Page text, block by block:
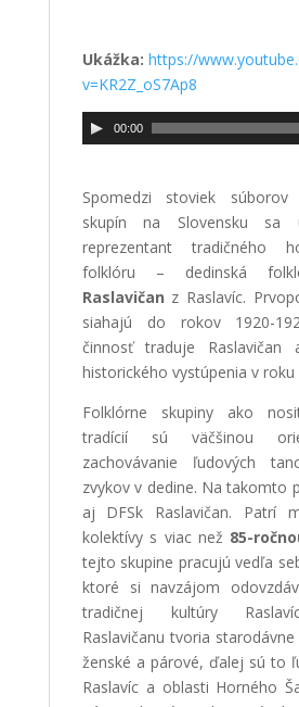
Ukážka: https://
v=KR2Z_oS7Ap8
00:00
Spomedzi stoviek
skupín na Slovensku sa
reprezentant tradičného
folklóru – dedinská
Raslavičan z Raslavíc.
siahajú do rokov 1920-
činnosť traduje Raslavičan
historického vystúpenia v roku
Folklórne skupiny ako
tradícií sú väčšinou
zachovávanie ľudových
zvykov v dedine. Na takomto
aj DFSk Raslavičan. Patrí
kolektívy s viac než 85-
tejto skupine pracujú vedľa
ktoré si navzájom
tradičnej kultúry
Raslavičanu tvoria
ženské a párové, ďalej sú to
Raslavíc a oblasti Horného